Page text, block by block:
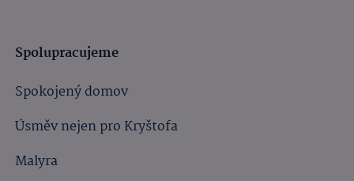
Spolupracujeme
Spokojený domov
Úsměv nejen pro Kryštofa
Malyra